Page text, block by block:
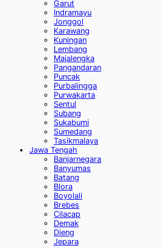
Garut
Indramayu
Jonggol
Karawang
Kuningan
Lembang
Majalengka
Pangandaran
Puncak
Purbalingga
Purwakarta
Sentul
Subang
Sukabumi
Sumedang
Tasikmalaya
Jawa Tengah
Banjarnegara
Banyumas
Batang
Blora
Boyolali
Brebes
Cilacap
Demak
Dieng
Jepara